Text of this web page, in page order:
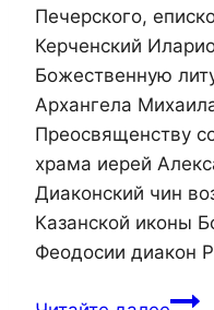
Печерского,
Керченский
Божественную
Архангела
Преосвященству
храма иерей
Диаконский чин
Казанской иконы
Феодосии диакон